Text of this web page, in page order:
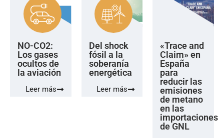
NO-CO2:
Los gases
ocultos de
la aviación
Leer más
Del shock
fósil a la
soberanía
energética
Leer más
«Trace and
Claim» en
España
para
reducir las
emisiones
de metano
en las
importaciones
de GNL